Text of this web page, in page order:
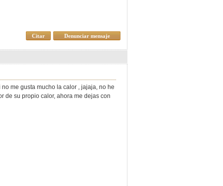
Denunciar mensaje
Citar
me gusta mucho la calor , jajaja, no he
de su propio calor, ahora me dejas con